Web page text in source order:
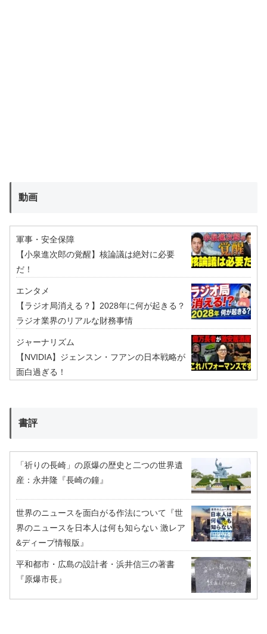
動画
軍事・安全保障
【小泉進次郎の覚醒】核論議は絶対に必要
だ！
エンタメ
【ラジオ局消える？】2028年に何が起きる？
ラジオ業界のリアルな財務事情
ジャーナリズム
【NVIDIA】ジェンスン・フアンの日本戦略が
面白過ぎる！
書評
「祈りの長崎」の原爆の歴史と二つの世界遺
産：永井隆『長崎の鐘』
世界のニュースを面白がる作法について『世
界のニュースを日本人は何も知らない 激レア
&ディープ情報版』
平和都市・広島の設計者・浜井信三の著書
『原爆市長』